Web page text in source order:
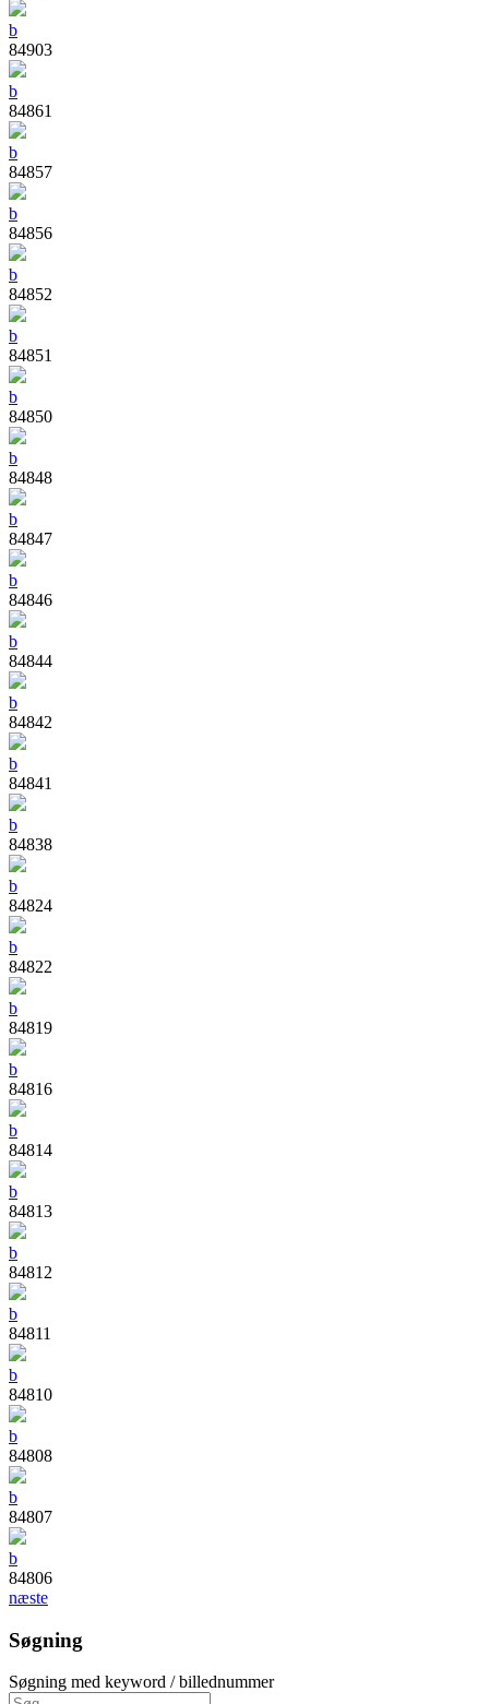
b
84903
b
84861
b
84857
b
84856
b
84852
b
84851
b
84850
b
84848
b
84847
b
84846
b
84844
b
84842
b
84841
b
84838
b
84824
b
84822
b
84819
b
84816
b
84814
b
84813
b
84812
b
84811
b
84810
b
84808
b
84807
b
84806
næste
Søgning
Søgning med keyword / billednummer